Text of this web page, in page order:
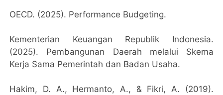
OECD. (2025). Performance Budgeting.
Kementerian Keuangan Republik Indonesia.
(2025). Pembangunan Daerah melalui Skema
Kerja Sama Pemerintah dan Badan Usaha.
Hakim, D. A., Hermanto, A., & Fikri, A. (2019).